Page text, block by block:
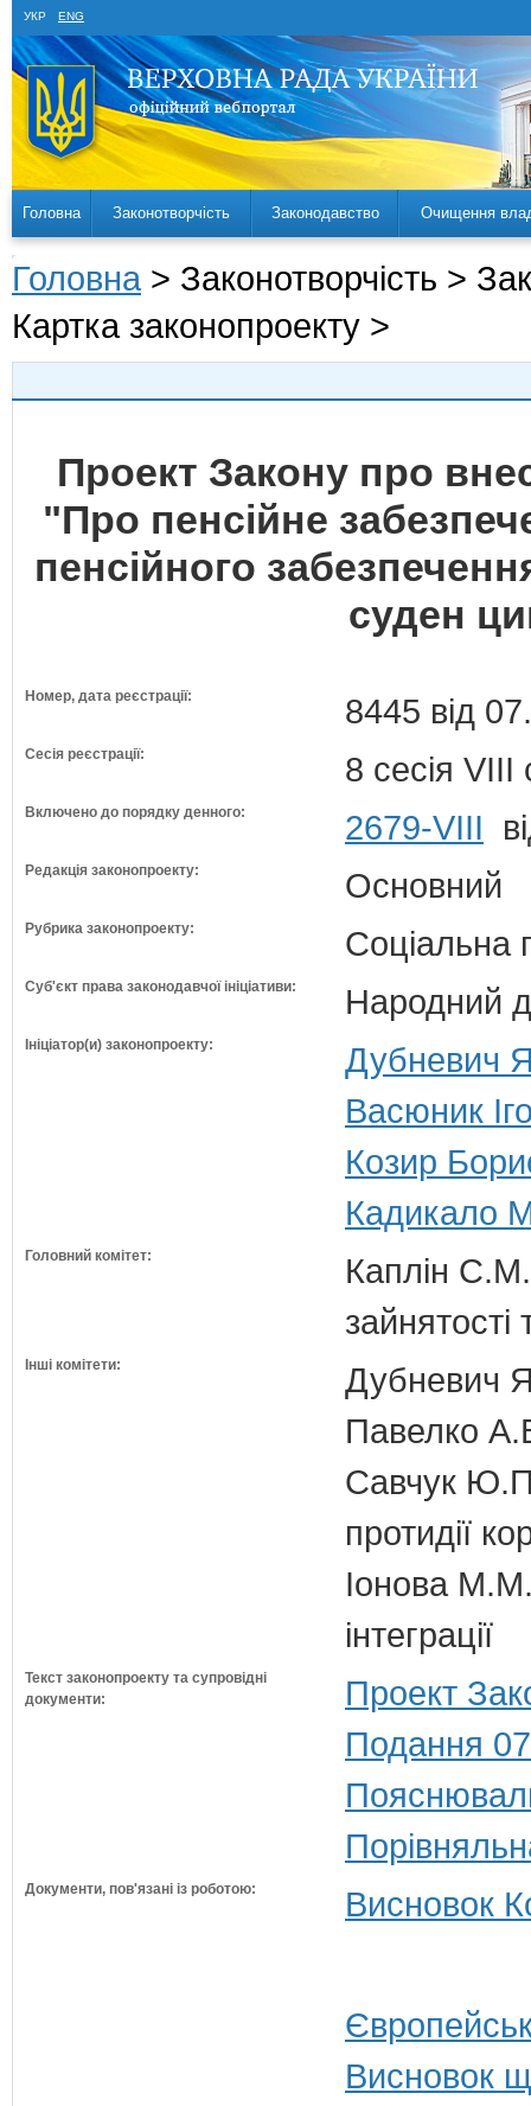
УКР ENG
Головна Законотворчість Законодавство Очищення
Головна > Законотворчість >
Картка законопроекту >
Проект Закону про
"Про пенсійне
пенсійного
суден
Номер, дата реєстрації: 8445 від
Сесія реєстрації: 8 сесія VIII
Включено до порядку денного: 2679-VIII
Редакція законопроекту: Основний
Рубрика законопроекту: Соціальна
Суб'єкт права законодавчої ініціативи: Народний
Ініціатор(и) законопроекту:
Дубневич
Васюник
Козир
Кадикало
Головний комітет:
Каплін С.М.
зайнятості
Інші комітети:
Дубневич
Павелко
Савчук Ю.П.
протидії
Іонова М.М.
інтеграції
Текст законопроекту та супровідні
документи:
Проект
Подання
Документи, пов'язані із роботою: Висновок
Висновок